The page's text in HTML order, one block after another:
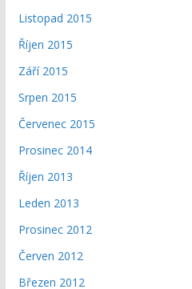
Listopad 2015
Říjen 2015
Září 2015
Srpen 2015
Červenec 2015
Prosinec 2014
Říjen 2013
Leden 2013
Prosinec 2012
Červen 2012
Březen 2012